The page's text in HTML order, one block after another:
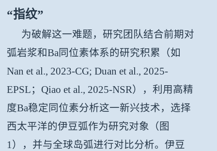
“指纹”
为破解这一难题，研究团队结合前期对
弧岩浆和Ba同位素体系的研究积累（如
Nan et al., 2023-CG; Duan et al., 2025-
EPSL；Qiao et al., 2025-NSR），利用高精
度Ba稳定同位素分析这一新兴技术，选择
西太平洋的伊豆弧作为研究对象（ 图
1 ），并与全球岛弧进行对比分析。伊豆